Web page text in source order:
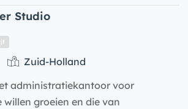
Studio
Zuid-Holland
administratiekantoor voor
willen groeien en die van